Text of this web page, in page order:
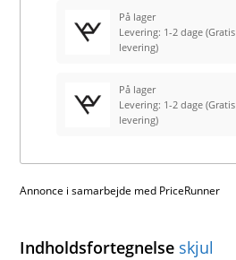
På lager
Levering: 1-2 dage(Gratis
levering)
På lager
Levering: 1-2 dage(Gratis
levering)
Annonce i samarbejde med PriceRunner
Indholdsfortegnelse skjul